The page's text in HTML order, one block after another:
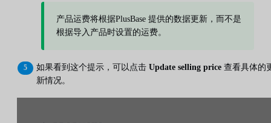
产品运费将根据PlusBase 提供的数据更新，而不是
根据导入产品时设置的运费。
如果看到这个提示，可以点击 Update selling price 查看具体的
新情况。